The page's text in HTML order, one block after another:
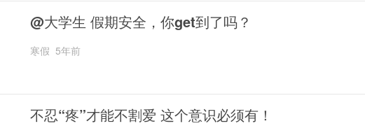
@大学生 假期安全，你get到了吗？
寒假 5年前
不忍“疼”才能不割爱 这个意识必须有！